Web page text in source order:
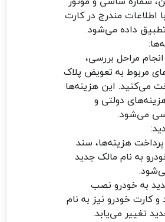
اطلاعات مندرج در کارت
داده می‌شود.
مراحل بررسی،
مربوط به تعویض پلاک
می‌کنید. این هزینه‌ها
دولتی و
می‌شود.
هزینه‌ها، سند
به نام مالک جدید
به خودرو نصب
کارت خودرو نیز به نام
تغییر می‌یابد.